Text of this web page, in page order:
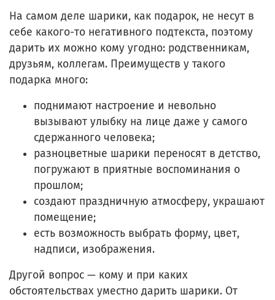
На самом деле шарики, как подарок, не несут в
себе какого-то негативного подтекста, поэтому
дарить их можно кому угодно: родственникам,
друзьям, коллегам. Преимуществ у такого
подарка много:
поднимают настроение и невольно
вызывают улыбку на лице даже у самого
сдержанного человека;
разноцветные шарики переносят в детство,
погружают в приятные воспоминания о
прошлом;
создают праздничную атмосферу, украшают
помещение;
есть возможность выбрать форму, цвет,
надписи, изображения.
Другой вопрос — кому и при каких
обстоятельствах уместно дарить шарики. От